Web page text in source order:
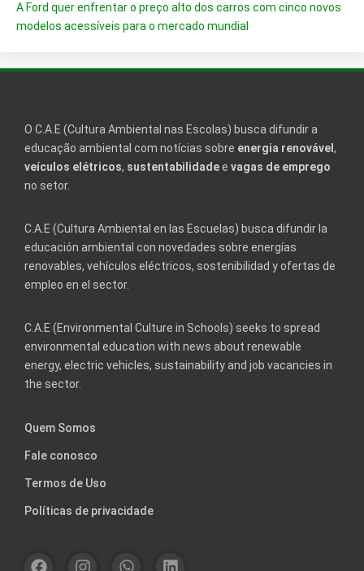
A Ford quer enfrentar o preço alto dos carros com cinco novos
modelos acessíveis para o mercado mundial
O C.A.E (Cultura Ambiental nas Escolas) busca difundir a
educação ambiental com notícias sobre energia renovável ,
veículos elétricos, sustentabilidadee vagas de emprego
no setor.
C.A.E (Cultura Ambiental en las Escuelas) busca difundir la
educación ambiental con novedades sobre energías
renovables, vehículos eléctricos, sostenibilidad y ofertas de
empleo en el sector.
C.A.E (Environmental Culture in Schools) seeks to spread
environmental education with news about renewable
energy, electric vehicles, sustainability and job vacancies in
the sector.
Quem Somos
Fale conosco
Termos de Uso
Políticas de privacidade